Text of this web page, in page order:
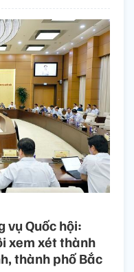
vụ Quốc hội:
xem xét thành
thành phố Bắc